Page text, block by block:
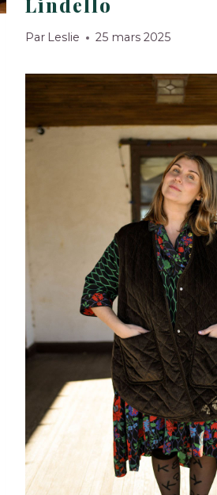
Par Leslie 25 mars 2025